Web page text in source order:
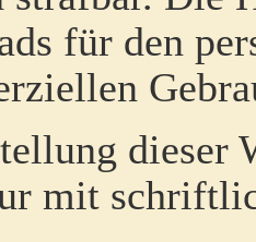
für den
dieser
mit